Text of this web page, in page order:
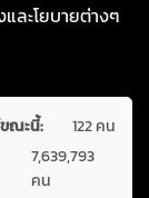
ละโยบายต่างๆ
ณะนี้:
122 คน
7,639,793
คน